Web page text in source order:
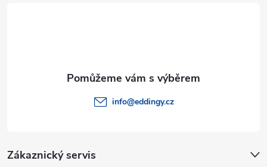
Zákaznický servis
info@eddingy.cz